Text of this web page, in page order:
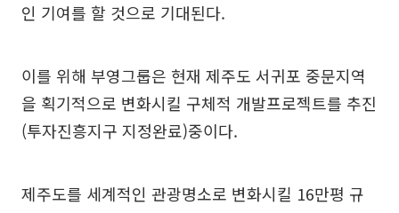
인 기여를 할 것으로 기대된다.
이를 위해 부영그룹은 현재 제주도 서귀포 중문지역
을 획기적으로 변화시킬 구체적 개발프로젝트를 추진
(투자진흥지구 지정완료)중이다.
제주도를 세계적인 관광명소로 변화시킬 16만평 규